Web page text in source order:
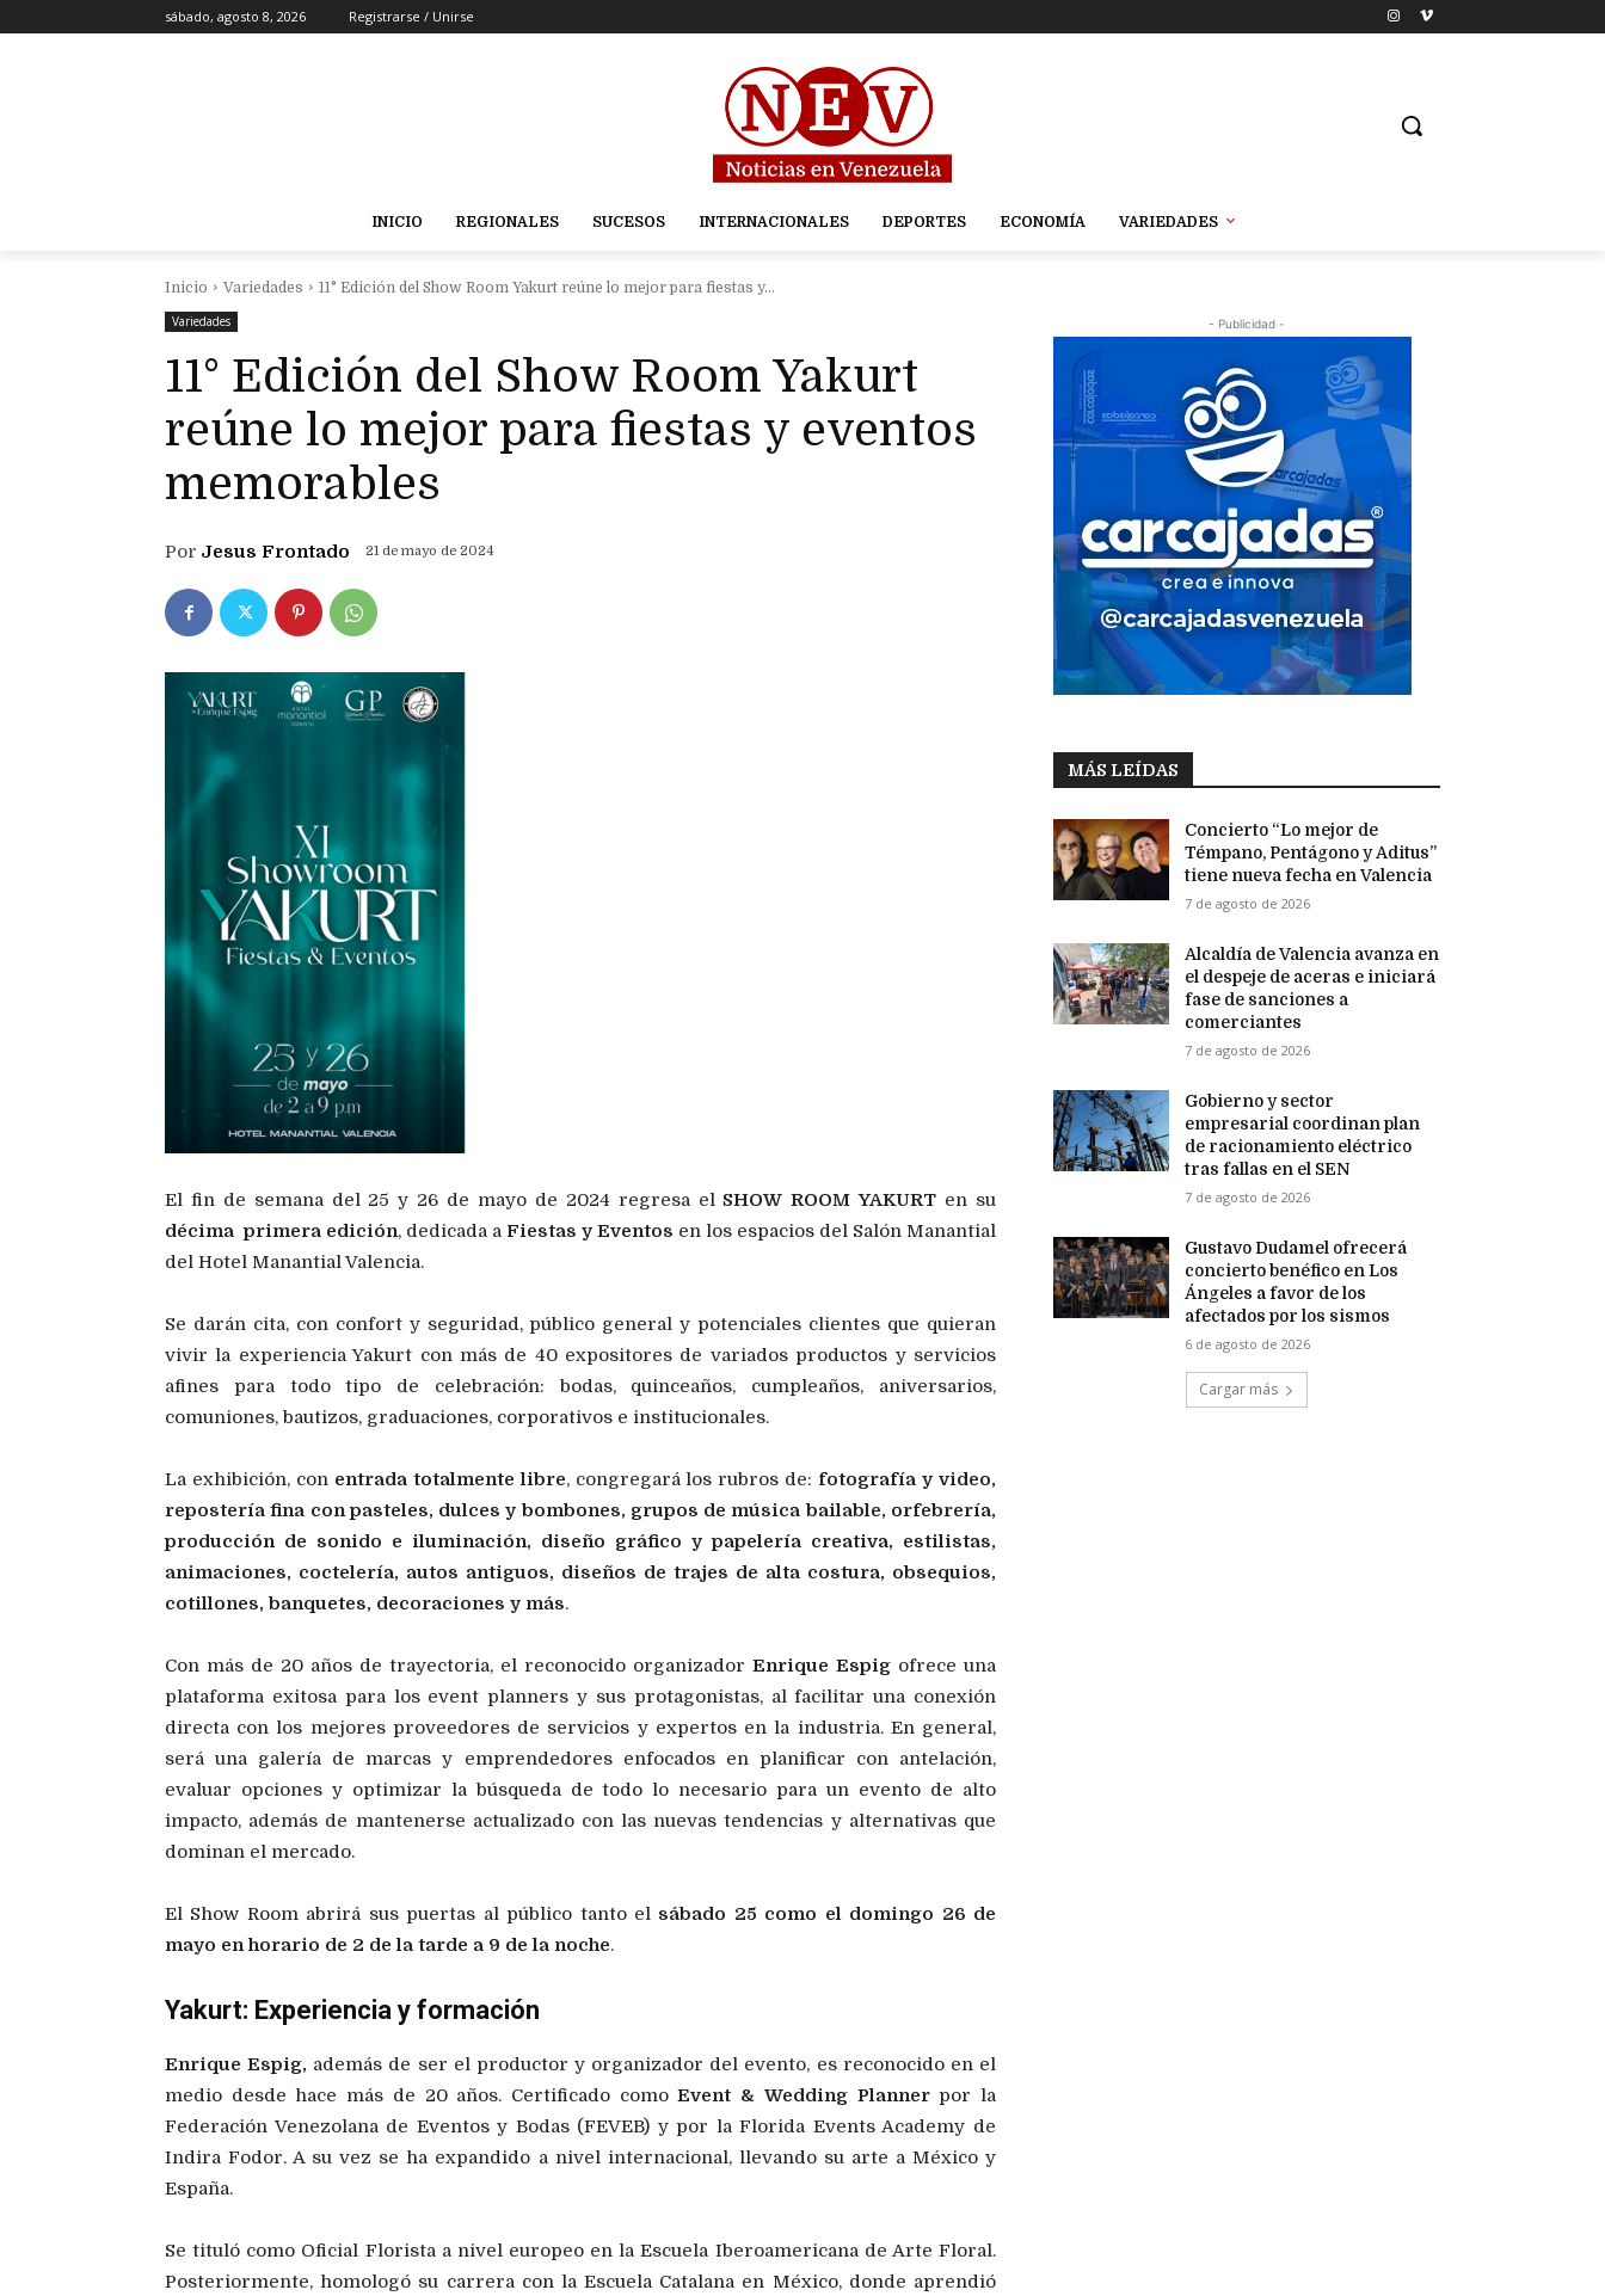
sábado, agosto 8, 2026 Registrarse / Unirse
INICIO REGIONALES SUCESOS INTERNACIONALES DEPORTES ECONOMÍA VARIEDADES
Inicio Variedades
11° Edición del Show Room Yakurt reúne lo mejor para fiestas y...
Variedades
11° Edición del Show Room Yakurt
reúne lo mejor para fiestas y eventos
memorables
Por Jesus Frontado 21 de mayo de 2024
El fin de semana del 25 y 26 de mayo de 2024 regresa elSHOW ROOM YAKURT en su
décima primera edición, dedicada a Fiestas y Eventos en los espacios del Salón Manantial
del Hotel Manantial Valencia.
Se darán cita, con confort y seguridad, público general y potenciales clientes que quieran
vivir la experiencia Yakurt con más de 40 expositores de variados productos y servicios
afines para todo tipo de celebración: bodas, quinceaños, cumpleaños, aniversarios,
comuniones, bautizos, graduaciones, corporativos e institucionales.
La exhibición, con entrada totalmente libre, congregará los rubros de: fotografía y video,
repostería fina con pasteles, dulces y bombones, grupos de música bailable, orfebrería,
producción de sonido e iluminación, diseño gráfico y papelería creativa, estilistas,
animaciones, coctelería, autos antiguos, diseños de trajes de alta costura, obsequios,
cotillones, banquetes, decoraciones y más.
Con más de 20 años de trayectoria, el reconocido organizador Enrique Espig ofrece una
plataforma exitosa para los event planners y sus protagonistas, al facilitar una conexión
directa con los mejores proveedores de servicios y expertos en la industria. En general,
será una galería de marcas y emprendedores enfocados en planificar con antelación,
evaluar opciones y optimizar la búsqueda de todo lo necesario para un evento de alto
impacto, además de mantenerse actualizado con las nuevas tendencias y alternativas que
dominan el mercado.
El Show Room abrirá sus puertas al público tanto el sábado 25 como el domingo 26 de
mayo en horario de 2 de la tarde a 9 de la noche.
Yakurt: Experiencia y formación
Enrique Espig, además de ser el productor y organizador del evento, es reconocido en el
medio desde hace más de 20 años. Certificado comoEvent & Wedding Plannerpor la
Federación Venezolana de Eventos y Bodas (FEVEB) y por la Florida Events Academy de
Indira Fodor. A su vez se ha expandido a nivel internacional, llevando su arte a México y
España.
Se tituló como Oficial Florista a nivel europeo en la Escuela Iberoamericana de Arte Floral.
Posteriormente, homologó su carrera con la Escuela Catalana en México, donde aprendió
- Publicidad -
MÁS LEÍDAS
Concierto “Lo mejor de
Témpano, Pentágono y Aditus”
tiene nueva fecha en Valencia
7 de agosto de 2026
Alcaldía de Valencia avanza en
el despeje de aceras e iniciará
fase de sanciones a
comerciantes
7 de agosto de 2026
Gobierno y sector
empresarial coordinan plan
de racionamiento eléctrico
tras fallas en el SEN
7 de agosto de 2026
Gustavo Dudamel ofrecerá
concierto benéfico en Los
Ángeles a favor de los
afectados por los sismos
6 de agosto de 2026
Cargar más